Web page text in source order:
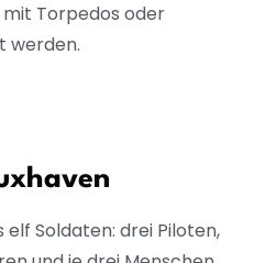
Torpedos oder
werden.
Soldaten: drei Piloten,